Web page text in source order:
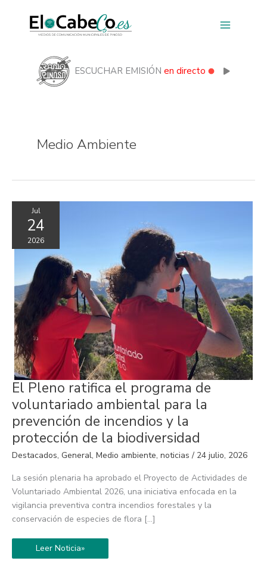
contenido
ESCUCHAR EMISIÓN en directo
Medio Ambiente
Jul
24
2026
El Pleno ratifica el programa de
voluntariado ambiental para la
prevención de incendios y la
protección de la biodiversidad
Destacados, General, Medio ambiente, noticias / 24 julio, 2026
La sesión plenaria ha aprobado el Proyecto de Actividades de
Voluntariado Ambiental 2026, una iniciativa enfocada en la
vigilancia preventiva contra incendios forestales y la
conservación de especies de flora […]
El
Pleno
ratifica
el
programa
de
voluntariado
ambiental
para
la
de
incendios
y
la
protección
de
la
Leer Noticia»